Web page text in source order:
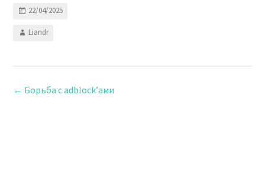
22/04/2025
Liandr
← Борьба с adblock’ами